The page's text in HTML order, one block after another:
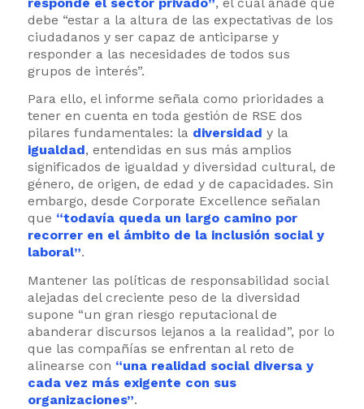
debe “estar a la altura de las expectativas de los
ciudadanos y ser capaz de anticiparse y
responder a las necesidades de todos sus
grupos de interés”.
Para ello, el informe señala como prioridades a
tener en cuenta en toda gestión de RSE dos
pilares fundamentales: la diversidad y la
igualdad, entendidas en sus más amplios
significados de igualdad y diversidad cultural, de
género, de origen, de edad y de capacidades. Sin
embargo, desde Corporate Excellence señalan
que “todavía queda un largo camino por
recorrer en el ámbito de la inclusión social y
laboral”.
Mantener las políticas de responsabilidad social
alejadas del creciente peso de la diversidad
supone “un gran riesgo reputacional de
abanderar discursos lejanos a la realidad”, por lo
que las compañías se enfrentan al reto de
alinearse con “una realidad social diversa y
cada vez más exigente con sus
organizaciones”.